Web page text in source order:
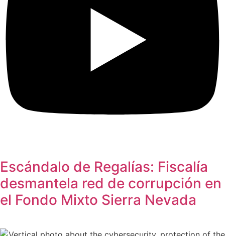
Escándalo de Regalías: Fiscalía
desmantela red de corrupción en
el Fondo Mixto Sierra Nevada